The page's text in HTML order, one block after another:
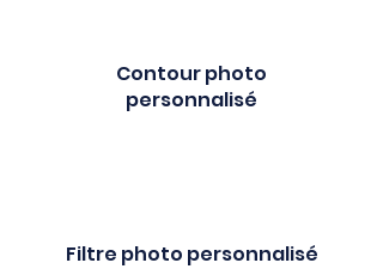
Contour photo
personnalisé
Filtre photo personnalisé